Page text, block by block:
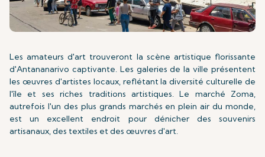
Les amateurs d'art trouveront la scène artistique florissante
d'Antananarivo captivante. Les galeries de la ville présentent
les œuvres d'artistes locaux, reflétant la diversité culturelle de
l'île et ses riches traditions artistiques. Le marché Zoma,
autrefois l'un des plus grands marchés en plein air du monde,
est un excellent endroit pour dénicher des souvenirs
artisanaux, des textiles et des œuvres d'art.